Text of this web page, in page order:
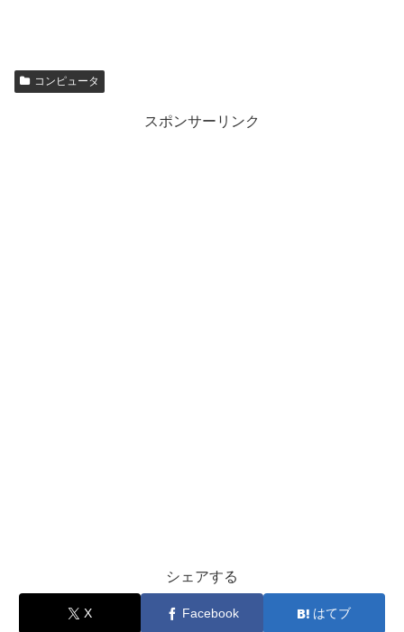
コンピュータ
スポンサーリンク
シェアする
X Facebook はてブ